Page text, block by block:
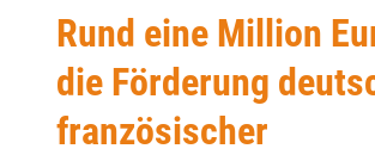
Rund eine Million
die Förderung
französischer